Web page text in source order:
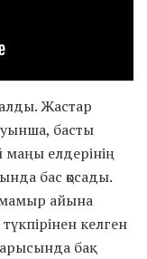
Жастар
басты
маңы елдерінің
бас қосады.
мамыр айына
келген
бақ